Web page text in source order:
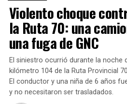
investigación, el vehículo
un árbol.
Tras el choque, los tres hombres
emprendieron la fuga a pie.
No lograron llevarse
A pesar del intento de robo, los
Violento choque
la Ruta 70: una
una fuga de GNC
El siniestro ocurrió durante la noche
kilómetro 104 de la Ruta Provincial
El conductor y una niña de 6 años
y no necesitaron ser trasladados.